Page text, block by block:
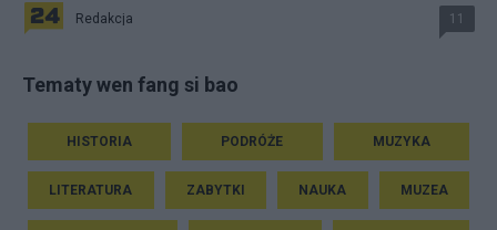
Redakcja 11
Tematy wen fang si bao
HISTORIA PODRÓŻE MUZYKA
LITERATURA ZABYTKI NAUKA MUZEA